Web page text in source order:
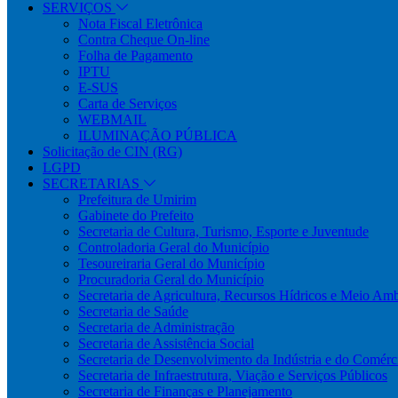
SERVIÇOS
Nota Fiscal Eletrônica
Contra Cheque On-line
Folha de Pagamento
IPTU
E-SUS
Carta de Serviços
WEBMAIL
ILUMINAÇÃO PÚBLICA
Solicitação de CIN (RG)
LGPD
SECRETARIAS
Prefeitura de Umirim
Gabinete do Prefeito
Secretaria de Cultura, Turismo, Esporte e Juventude
Controladoria Geral do Município
Tesoureiraria Geral do Município
Procuradoria Geral do Município
Secretaria de Agricultura, Recursos Hídricos e Meio
Secretaria de Saúde
Secretaria de Administração
Secretaria de Assistência Social
Secretaria de Desenvolvimento da Indústria e do
Secretaria de Infraestrutura, Viação e Serviços Públicos
Secretaria de Finanças e Planejamento